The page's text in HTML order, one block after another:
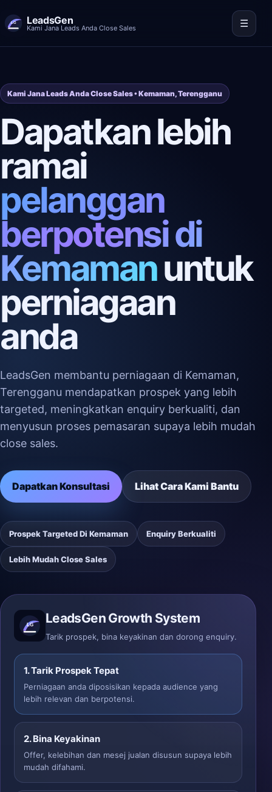
LeadsGen
Kami Jana Leads Anda Close Sales ☰
Kami Jana Leads Anda Close Sales • Kemaman, Terengganu
Dapatkan lebih
ramai
pelanggan
berpotensi di
Kemamanuntuk
perniagaan
anda
LeadsGen membantu perniagaan di Kemaman,
Terengganu mendapatkan prospek yang lebih
targeted, meningkatkan enquiry berkualiti, dan
menyusun proses pemasaran supaya lebih mudah
close sales.
Dapatkan Konsultasi Lihat Cara Kami Bantu
Prospek Targeted Di Kemaman Enquiry Berkualiti
Lebih Mudah Close Sales
LeadsGen Growth System
Tarik prospek, bina keyakinan dan dorong enquiry.
1. Tarik Prospek Tepat
Perniagaan anda diposisikan kepada audience yang
lebih relevan dan berpotensi.
2. Bina Keyakinan
Offer, kelebihan dan mesej jualan disusun supaya lebih
mudah difahami.